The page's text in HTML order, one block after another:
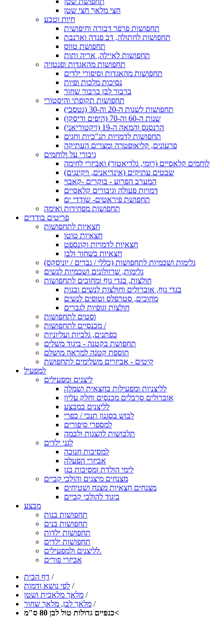
חצי מלאך חצי שטן
חיות וטבע
תחפושות פרפר דבורה וחיפושית
תחפושות לחתולה, דב פנדה וארנבת
תחפושת טווס
תחפושות לאיילה, אריה ותות
תחפושות מהאגדות ופנטזיה
תחפושות מהאגדות וסיפורי ילדים
נסיכות מלכות ופיות
ברבור לבן ברבור שחור
תחפושות תקופתי והיסטורי
תחפושות לשנות ה-20 וה-30 (גטסבי)
שנות ה-60 וה-70 (היפים ודיסקו)
הרנסנס והמאה ה-19 (ויקטוריאני)
תחפושות לדמויות תנ"כיות וחגים
פרעונים, קליאופטרה ומצרים העתיקה
גיבורי על ולוחמים
לוחמים קלאסיים (רומי, גלדיאטור) ואביזרי לחימה
שבטים עתיקים (אינדיאנים, ויקינגים)
המערב הפרוע - בוקרים -קאבוי
דמויות פעולה וגיבורים קלאסיים
תחפושת פיראטים- שודדי ים
תחפושות מפחידות ואימה
פריטים בודדים
חצאיות לתחפושות
חצאיות טוטו
חצאיות לדמויות וקונספט
חצאיות בשחור ולבן
גלימות ושכמיות לתחפושות (כללי / גברים / יוניסקס)
גלימות, שרוולונים ושכמיות לנשים
חולצות, בגדי גוף ומחוכים לתחפושות
בגדי גוף, אוברולים וחולצות לנשים ובנות
מחוכים, סטרפלס וטופים לנשים
חולצות וגופיות לגברים
וסטים לתחפושות
מכנסיים לתחפושות /
כפתנים, גלביות ועליוניות
תחפושת בקטנה - ביגוד משלים
תוספת קטנה למראה מושלם
קיטים - אביזרים משלימים לתחפושת
למפעיל
ליצנים ומפעילים
לליצניות ומפעילות בחצאית ושמלה
אוברולים סרבלים מכנסים וחלק עליון
לליצנים במבצע
לבוש בסגנון תנכי / כפרי
למספרי סיפורים
תלבושות להצגות ולבמה
לגני ילדים
למסיבות חנוכה
אביזרי הפעלה
לימי הולדת ומסיבות בגן
מצנחים מיצגים והולכי קביים
מצנחים חצאיות מצנח ושטיחים
ביגוד להולכי קביים
מבצע
תחפושות בנות
תחפושות בנים
תחפושות ילדות
תחפושות ילדים
לליצנים ולמפעילים.
אביזרי פורים
דף הבית /
לפי נושא ודמות /
מלאך מלאכית ושטן /
מלאך לבן, מלאך שחור /
כנפיים גדולות טול לבן 80 ס"מ<